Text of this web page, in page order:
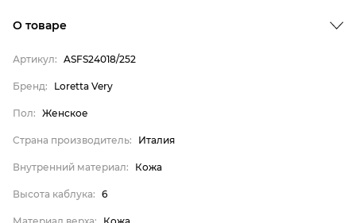
Бренд
Пол
О товаре
Артикул: ASFS24018/252
Бренд: Loretta Very
Пол: Женское
Страна производитель: Италия
Внутренний материал: Кожа
Высота каблука: 6